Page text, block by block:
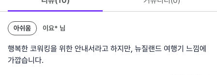
아쉬움 이요* 님
행복한 코워킹을 위한 안내서라고 하지만, 뉴질랜드 여행기 느낌에
가깝습니다.